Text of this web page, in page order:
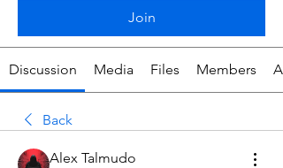
Join
Discussion Media Files Members
Back
Alex Talmudo